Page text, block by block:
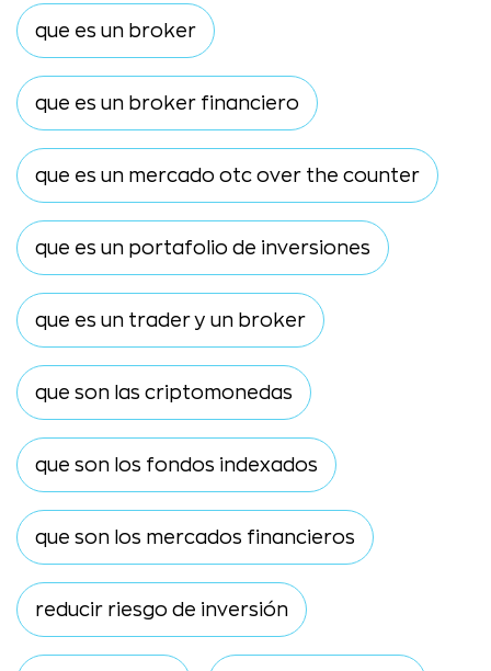
que es un broker
que es un broker financiero
que es un mercado otc over the counter
que es un portafolio de inversiones
que es un trader y un broker
que son las criptomonedas
que son los fondos indexados
que son los mercados financieros
reducir riesgo de inversión